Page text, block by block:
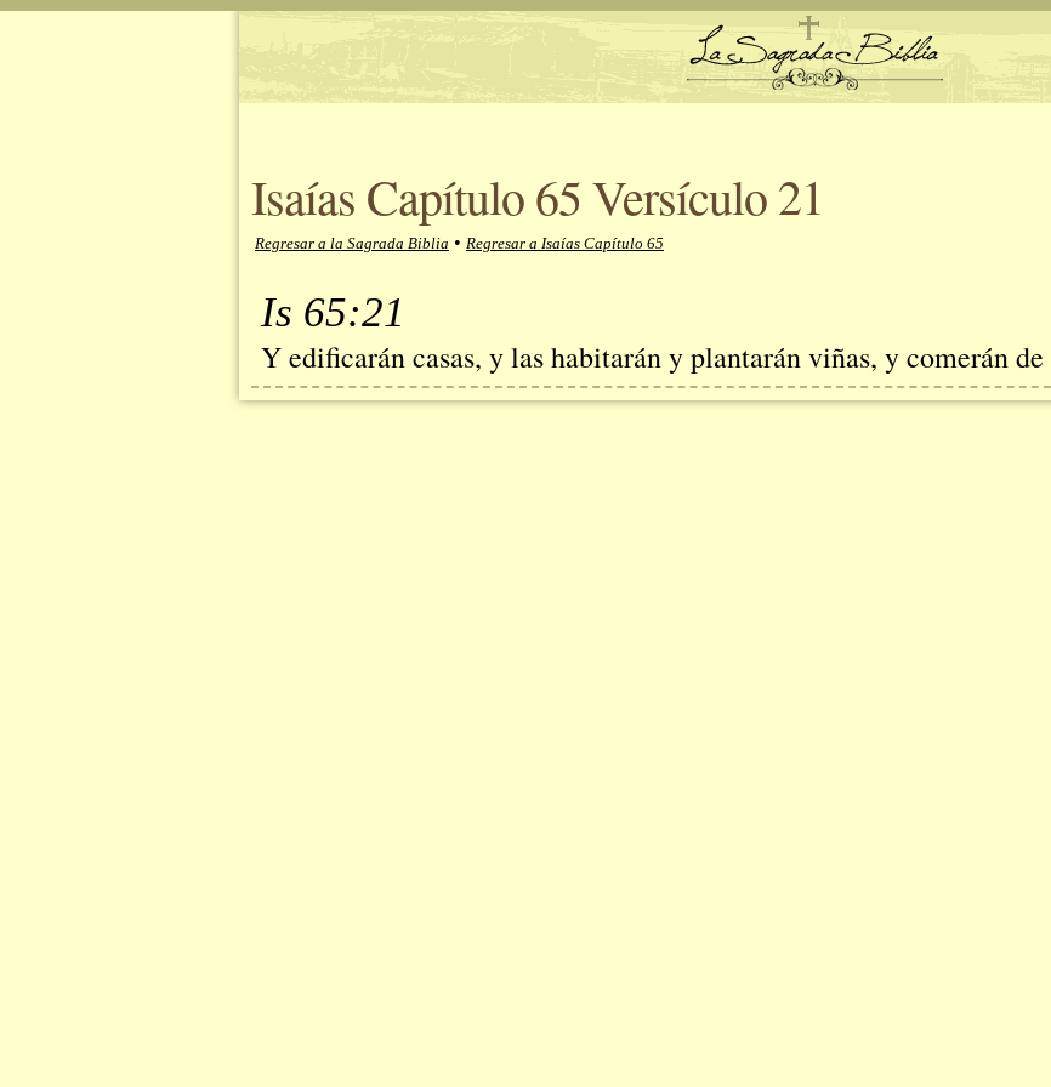
Isaías Capítulo 65 Versículo 21
Regresar a la Sagrada Biblia • Regresar a Isaías Capítulo 65
Is 65:21
Y edificarán casas, y las habitarán y plantarán viñas, y comerán